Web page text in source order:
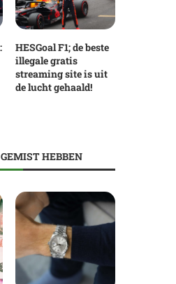
HESGoal F1; de beste
illegale gratis
streaming site is uit
de lucht gehaald!
HEBBEN